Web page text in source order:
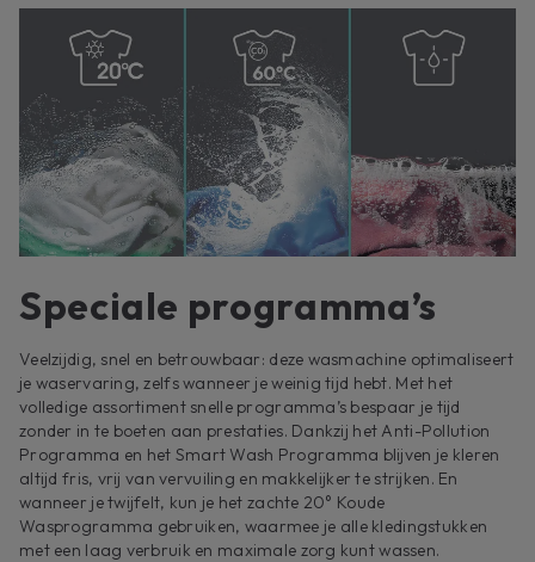
Speciale programma’s
Veelzijdig, snel en betrouwbaar: deze wasmachine optimaliseert
je waservaring, zelfs wanneer je weinig tijd hebt. Met het
volledige assortiment snelle programma’s bespaar je tijd
zonder in te boeten aan prestaties. Dankzij het Anti-Pollution
Programma en het Smart Wash Programma blijven je kleren
altijd fris, vrij van vervuiling en makkelijker te strijken. En
wanneer je twijfelt, kun je het zachte 20° Koude
Wasprogramma gebruiken, waarmee je alle kledingstukken
met een laag verbruik en maximale zorg kunt wassen.